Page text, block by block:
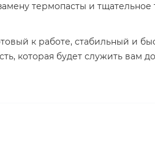
термопасты и тщательное
к работе, стабильный и
которая будет служить вам